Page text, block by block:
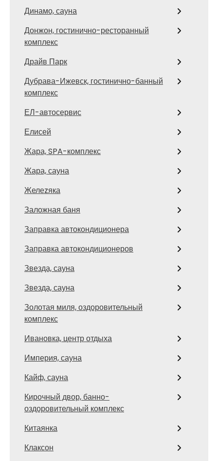
Динамо, сауна
Донжон, гостинично-ресторанный
комплекс
Драйв Парк
Дубрава-Ижевск, гостинично-банный
комплекс
ЕЛ-автосервис
Елисей
Жара, SPA-комплекс
Жара, сауна
Желеzяка
Заложная баня
Заправка автокондиционера
Заправка автокондиционеров
Звезда, сауна
Звезда, сауна
Золотая миля, оздоровительный
комплекс
Ивановка, центр отдыха
Империя, сауна
Кайф, сауна
Кирочный двор, банно-
оздоровительный комплекс
Китаянка
Клаксон